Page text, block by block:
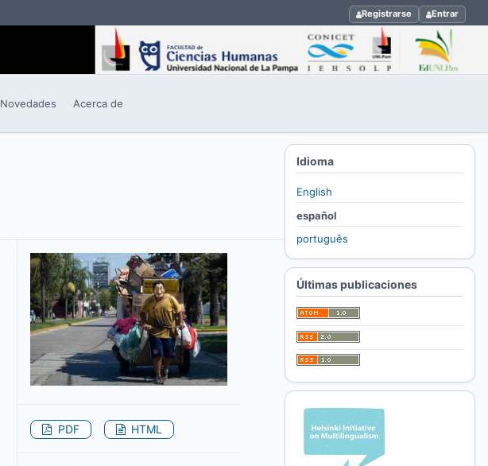
Registrarse Entrar
Novedades Acerca de
PDF HTML
Idioma
English
español
português
Últimas publicaciones